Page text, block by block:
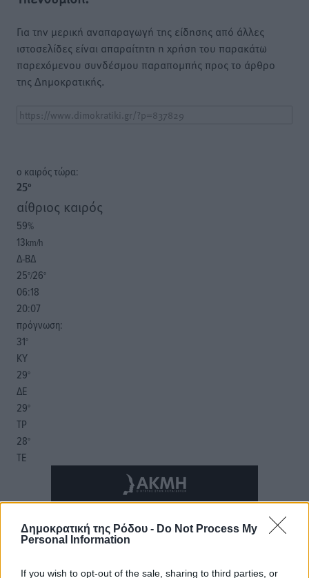
Δημοκρατική της Ρόδου - Do Not Process My
Personal Information
If you wish to opt-out of the sale, sharing to third parties, or
Για την μερική αναπαραγωγή της είδησης από άλλες
ιστοσελίδες είναι απαραίτητη η χρήση του παρακάτω
παρεχόμενου συνδέσμου παραπομπής προς το άρθρο
της Δημοκρατικής.
o καιρός τώρα:
25°
αίθριος καιρός
59%
13km/h
Δ-ΒΔ
25°/26°
06:18
20:07
πρόγνωση:
31°
ΚΥ
29°
ΔΕ
29°
ΤΡ
28°
ΤΕ